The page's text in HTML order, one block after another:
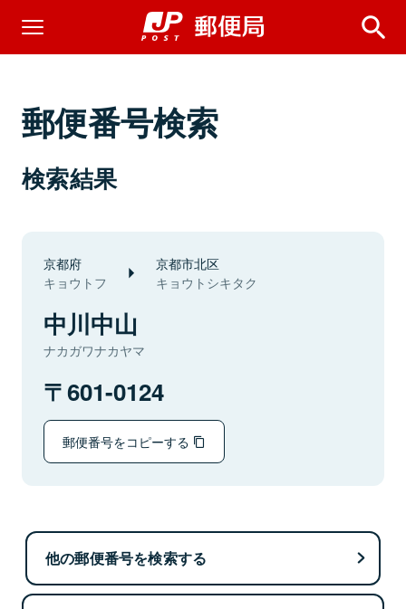
郵便番号検索
検索結果
京都府
キョウトフ
京都市北区
キョウトシキタク
中川中山
ナカガワナカヤマ
601-0124
郵便番号をコピーする
他の郵便番号を検索する